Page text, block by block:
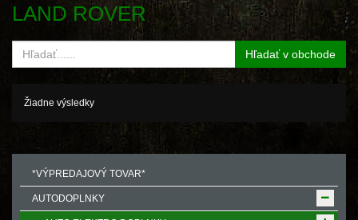
LAND ROVER
Hľadať v obchode
Žiadne výsledky
*VÝPREDAJOVÝ TOVAR*
AUTODOPLNKY